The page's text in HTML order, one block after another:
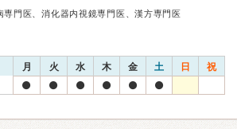
専門医、消化器内視鏡専門医、漢方専門医
月 火 水 木 金 土 日 祝